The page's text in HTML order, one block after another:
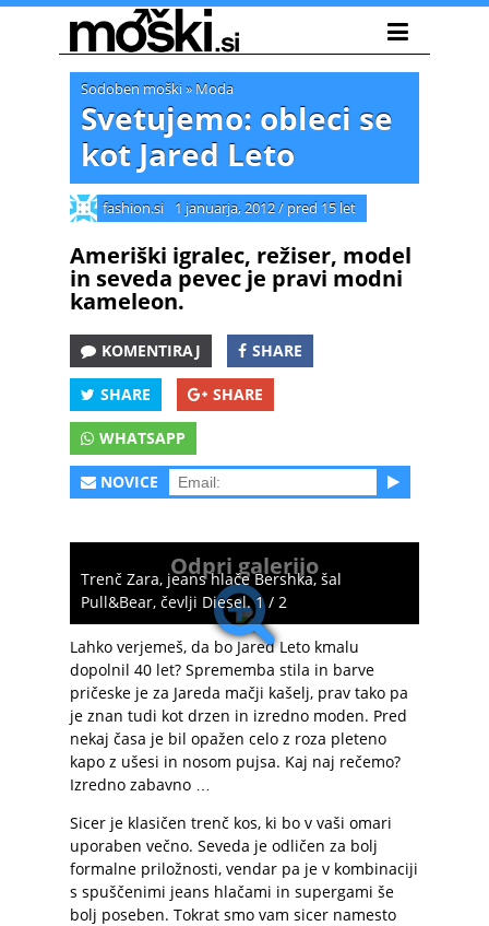
Sodoben moški» Moda
Svetujemo: obleci se
kot Jared Leto
fashion.si 1 januarja, 2012/ pred 15 let
Ameriški igralec, režiser, model
in seveda pevec je pravi modni
kameleon.
KOMENTIRAJ SHARE
SHARE SHARE
WHATSAPP
NOVICE
Odpri galerijo
Trenč Zara, jeans hlače Bershka, šal
Pull&Bear, čevlji Diesel. 1 / 2
Lahko verjemeš, da bo Jared Leto kmalu
dopolnil 40 let? Sprememba stila in barve
pričeske je za Jareda mačji kašelj, prav tako pa
je znan tudi kot drzen in izredno moden. Pred
nekaj časa je bil opažen celo z roza pleteno
kapo z ušesi in nosom pujsa. Kaj naj rečemo?
Izredno zabavno …
Sicer je klasičen trenč kos, ki bo v vaši omari
uporaben večno. Seveda je odličen za bolj
formalne priložnosti, vendar pa je v kombinaciji
s spuščenimi jeans hlačami in supergami še
bolj poseben. Tokrat smo vam sicer namesto